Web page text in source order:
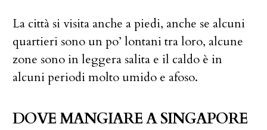
La città si visita anche a piedi, anche se alcuni
quartieri sono un po’ lontani tra loro, alcune
zone sono in leggera salita e il caldo è in
alcuni periodi molto umido e afoso.
DOVE MANGIARE A SINGAPORE